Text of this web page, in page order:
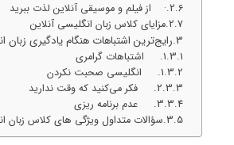
· از فیلم و موسیقی آنلاین لذت ببرید
مزایای کلاس زبان انگلیسی آنلاین
رایج‌ترین اشتباهات هنگام یادگیری زبان
1. اشتباهات گرامری
1. انگلیسی صحبت نکردن
2. فکر می‌کنید که وقت ندارید
3. عدم برنامه ریزی
سؤالات متداول ویژگی های کلاس زبان